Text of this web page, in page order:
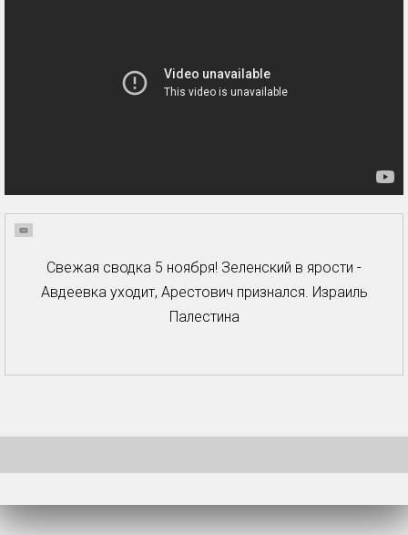
Свежая сводка 5 ноября! Зеленский в ярости -
Авдеевка уходит, Арестович признался. Израиль
Палестина